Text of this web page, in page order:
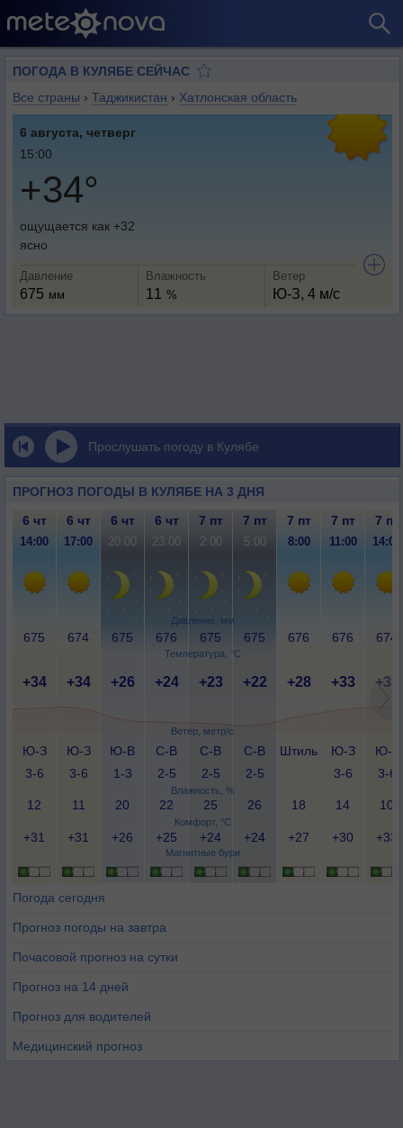
ПОГОДА В КУЛЯБЕ СЕЙЧАС
Все страны › Таджикистан › Хатлонская область
6 августа, четверг
15:00
+34°
ощущается как +32
ясно
Давление
675 мм
Влажность
11 %
Ветер
Ю-З, 4 м/с
Прослушать погоду в Кулябе
ПРОГНОЗ ПОГОДЫ В КУЛЯБЕ НА 3 ДНЯ
Давление, мм
Температура, °C
Ветер, метр/с
Влажность, %
Комфорт, °C
Магнитные бури
6 чт 6 чт 6 чт 6 чт 7 пт 7 пт 7 пт 7 пт 7 пт
14:00 17:00 20:00 23:00 2:00 5:00 8:00 11:00 14:00
675 674 675 676 675 675 676 676 674
+34 +34 +26 +24 +23 +22 +28 +33 +35
Ю-З
3-6
Ю-З
3-6
Ю-В
1-3
С-В
2-5
С-В
2-5
С-В
2-5
Штиль
Ю-З
3-6
Ю-З
3-6
12 11 20 22 25 26 18 14 10
+31 +31 +26 +25 +24 +24 +27 +30 +33
Погода сегодня
Прогноз погоды на завтра
Почасовой прогноз на сутки
Прогноз на 14 дней
Прогноз для водителей
Медицинский прогноз